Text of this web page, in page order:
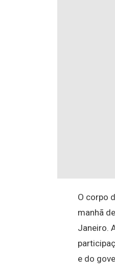
O corpo
manhã
Janeiro.
e do